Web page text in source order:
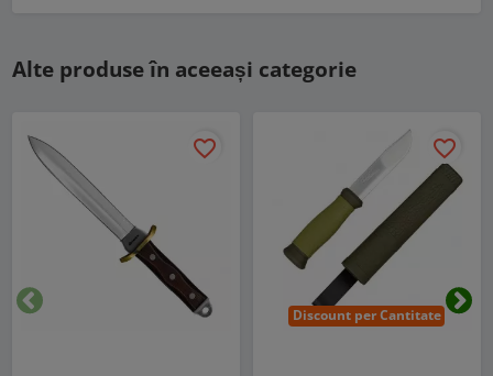
Alte produse în aceeași categorie
favorite_border
Discount per Cantitate
favorite_border